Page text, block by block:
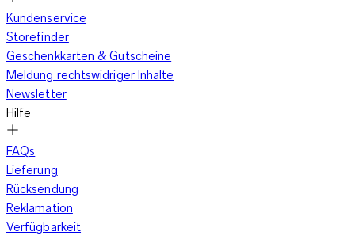
Kundenservice
Storefinder
Geschenkkarten & Gutscheine
Meldung rechtswidriger Inhalte
Newsletter
Hilfe
FAQs
Lieferung
Rücksendung
Reklamation
Verfügbarkeit